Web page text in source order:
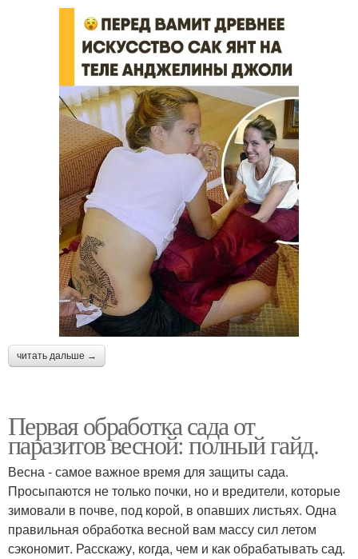
читать дальше →
Первая обработка сада от
паразитов весной: полный гайд.
Весна - самое важное время для защиты сада.
Просыпаются не только почки, но и вредители, которые
зимовали в почве, под корой, в опавших листьях. Одна
правильная обработка весной вам массу сил летом
сэкономит. Расскажу, когда, чем и как обрабатывать сад.